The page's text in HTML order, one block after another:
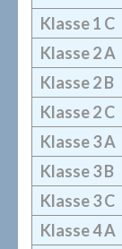
Klasse 1 C
Klasse 2A
Klasse 2 B
Klasse 2 C
Klasse 3 A
Klasse 3 B
Klasse 3 C
Klasse 4 A